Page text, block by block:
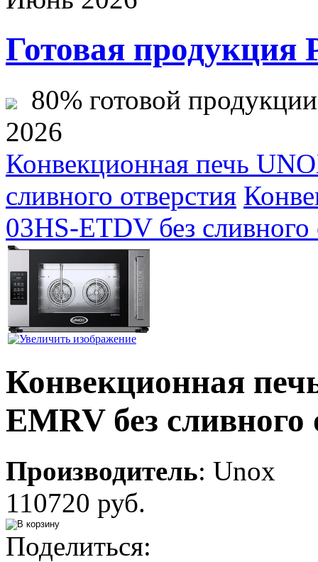
Готовая продукция
80% готовой
2026
Конвекционная печь
сливного отверстия
03HS-ETDV без сливного
Конвекционная
EMRV без сливного
Производитель: Unox
110720 руб.
Поделиться: